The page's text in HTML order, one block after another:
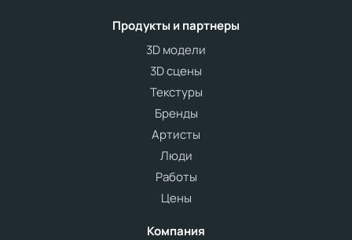
Продукты и партнеры
3D модели
3D сцены
Текстуры
Бренды
Артисты
Люди
Работы
Цены
Компания